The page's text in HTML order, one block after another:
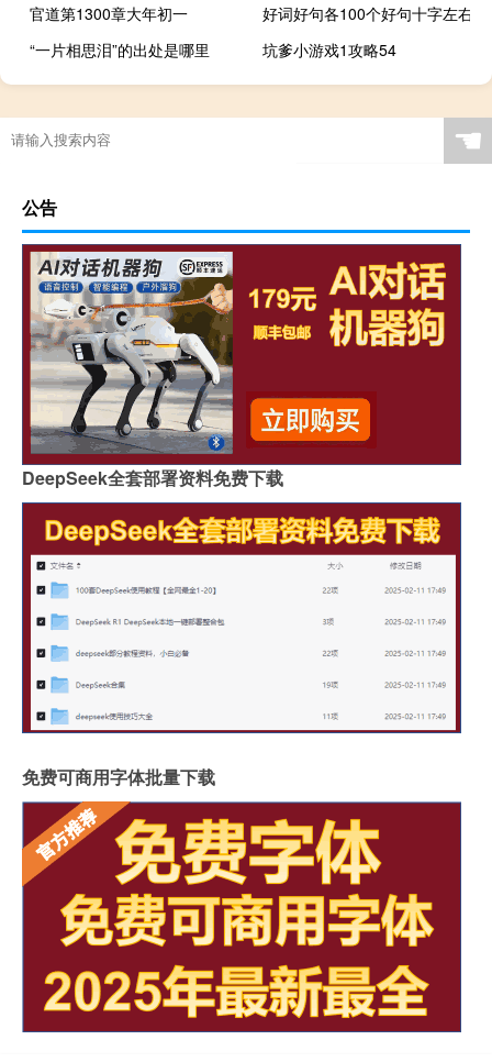
官道第1300章大年初一
好词好句各100个好句十字左右
“一片相思泪”的出处是哪里
坑爹小游戏1攻略54
☚
公告
DeepSeek全套部署资料免费下载
免费可商用字体批量下载